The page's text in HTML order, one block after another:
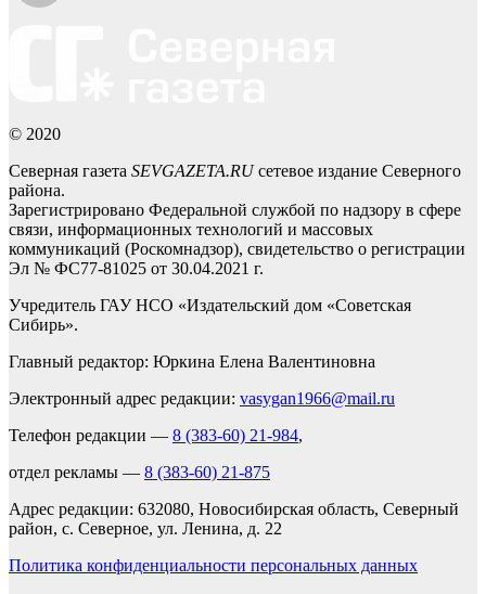
© 2020
Северная газета SEVGAZETA.RUсетевое издание Северного
района.
Зарегистрировано Федеральной службой по надзору в сфере
связи, информационных технологий и массовых
коммуникаций (Роскомнадзор), свидетельство о регистрации
Эл № ФС77-81025 от 30.04.2021 г.
Учредитель ГАУ НСО «Издательский дом «Советская
Сибирь».
Главный редактор: Юркина Елена Валентиновна
Электронный адрес редакции: vasygan1966@mail.ru
Телефон редакции — 8 (383-60) 21-984,
отдел рекламы — 8 (383-60) 21-875
Адрес редакции: 632080, Новосибирская область, Северный
район, с. Северное, ул. Ленина, д. 22
Политика конфиденциальности персональных данных